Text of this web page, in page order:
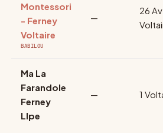
Montessori
- Ferney
Voltaire
BABILOU
—
26
Ma La
Farandole
Ferney
Llpe
— 1